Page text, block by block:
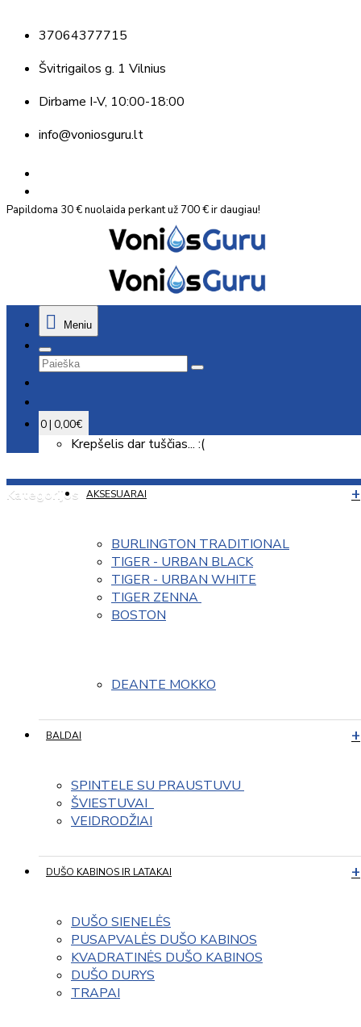
37064377715
Švitrigailos g. 1 Vilnius
Dirbame I-V, 10:00-18:00
info@voniosguru.lt
Papildoma 30 € nuolaida perkant už 700 € ir daugiau!
Meniu
0 | 0,00€
Krepšelis dar tuščias... :(
Kategorijos AKSESUARAI
BURLINGTON TRADITIONAL
TIGER - URBAN BLACK
TIGER - URBAN WHITE
TIGER ZENNA
BOSTON
DEANTE MOKKO
BALDAI
SPINTELE SU PRAUSTUVU
ŠVIESTUVAI
VEIDRODŽIAI
DUŠO KABINOS IR LATAKAI
DUŠO SIENELĖS
PUSAPVALĖS DUŠO KABINOS
KVADRATINĖS DUŠO KABINOS
DUŠO DURYS
TRAPAI